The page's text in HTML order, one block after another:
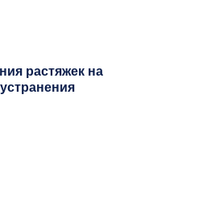
растяжек на